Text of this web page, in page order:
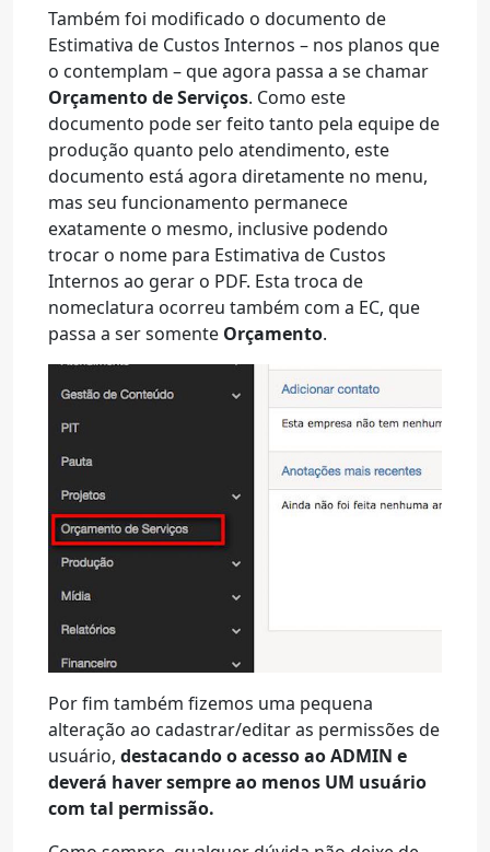
Também foi modificado o documento de
Estimativa de Custos Internos – nos planos que
o contemplam – que agora passa a se chamar
Orçamento de Serviços. Como este
documento pode ser feito tanto pela equipe de
produção quanto pelo atendimento, este
documento está agora diretamente no menu,
mas seu funcionamento permanece
exatamente o mesmo, inclusive podendo
trocar o nome para Estimativa de Custos
Internos ao gerar o PDF. Esta troca de
nomeclatura ocorreu também com a EC, que
passa a ser somente Orçamento.
Por fim também fizemos uma pequena
alteração ao cadastrar/editar as permissões de
usuário, destacando o acesso ao ADMIN e
deverá haver sempre ao menos UM usuário
com tal permissão.